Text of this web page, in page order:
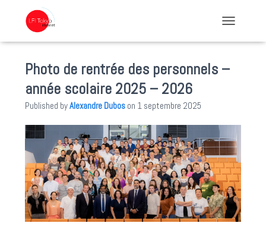
Photo de rentrée des personnels –
année scolaire 2025 – 2026
Published byAlexandre Dubos on 1 septembre 2025